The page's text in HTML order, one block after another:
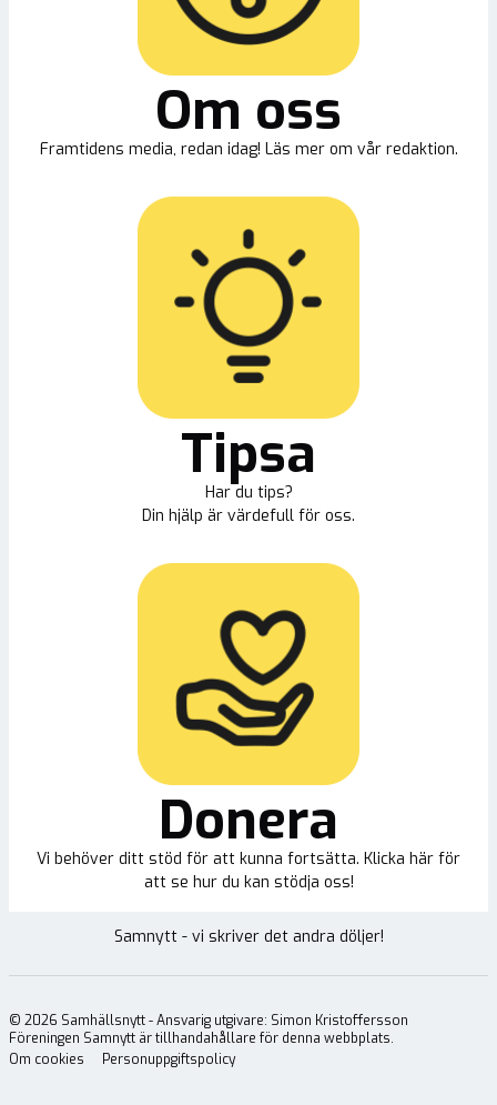
Om oss
Framtidens media, redan idag! Läs mer om vår redaktion.
Tipsa
Har du tips?
Din hjälp är värdefull för oss.
Donera
Vi behöver ditt stöd för att kunna fortsätta. Klicka här för
att se hur du kan stödja oss!
Samnytt - vi skriver det andra döljer!
© 2026 Samhällsnytt - Ansvarig utgivare: Simon Kristoffersson
Föreningen Samnytt är tillhandahållare för denna webbplats.
Om cookies
Personuppgiftspolicy